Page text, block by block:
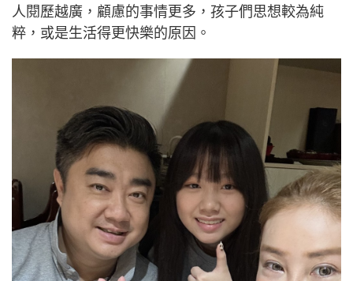
人閱歷越廣，顧慮的事情更多，孩子們思想較為純
粹，或是生活得更快樂的原因。